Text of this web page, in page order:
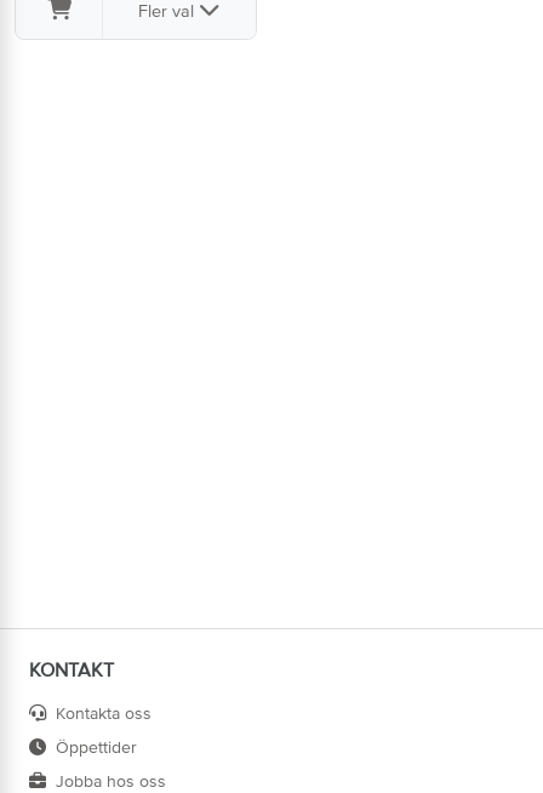
Fler val
KONTAKT
Kontakta oss
Öppettider
Jobba hos oss